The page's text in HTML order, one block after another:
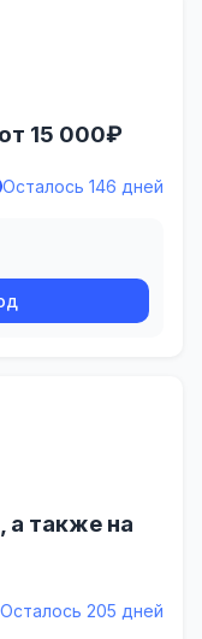
15 000₽
Осталось 146 дней
а также на
Осталось 205 дней